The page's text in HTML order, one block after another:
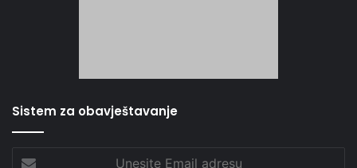
Sistem za obavještavanje